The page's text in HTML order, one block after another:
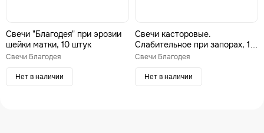
Свечи "Благодея" при эрозии
шейки матки, 10 штук
Свечи Благодея
Нет в наличии
Свечи касторовые.
Слабительное при запорах, 10
штук
Свечи Благодея
Нет в наличии